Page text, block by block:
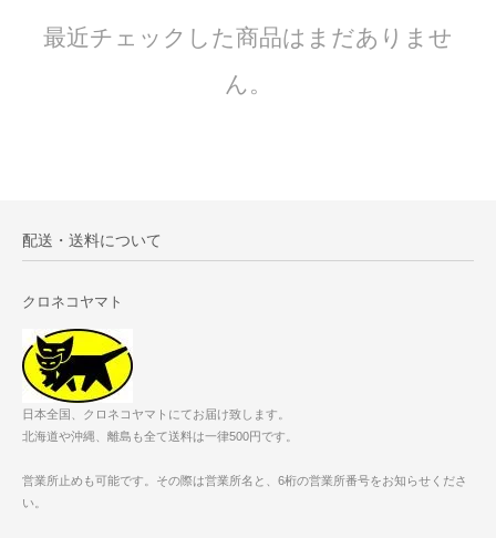
最近チェックした商品はまだありませ
ん。
配送・送料について
クロネコヤマト
日本全国、クロネコヤマトにてお届け致します。
北海道や沖縄、離島も全て送料は一律500円です。
営業所止めも可能です。その際は営業所名と、6桁の営業所番号をお知らせくださ
い。